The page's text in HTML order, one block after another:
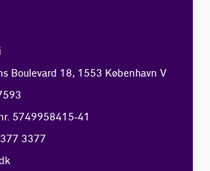
Boulevard 18, 1553 København V
5749958415-41
3377